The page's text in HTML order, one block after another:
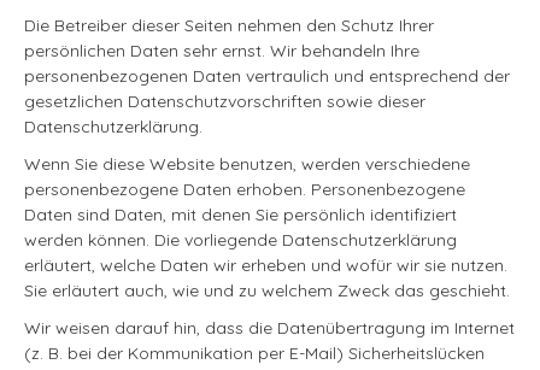
Die Betreiber dieser Seiten nehmen den Schutz Ihrer
persönlichen Daten sehr ernst. Wir behandeln Ihre
personenbezogenen Daten vertraulich und entsprechend der
gesetzlichen Datenschutzvorschriften sowie dieser
Datenschutzerklärung.
Wenn Sie diese Website benutzen, werden verschiedene
personenbezogene Daten erhoben. Personenbezogene
Daten sind Daten, mit denen Sie persönlich identifiziert
werden können. Die vorliegende Datenschutzerklärung
erläutert, welche Daten wir erheben und wofür wir sie nutzen.
Sie erläutert auch, wie und zu welchem Zweck das geschieht.
Wir weisen darauf hin, dass die Datenübertragung im Internet
(z. B. bei der Kommunikation per E-Mail) Sicherheitslücken